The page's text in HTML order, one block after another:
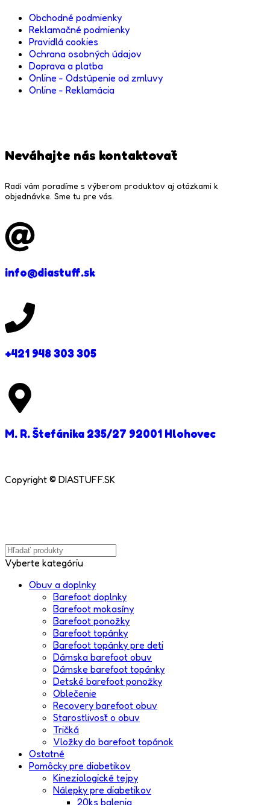
Obchodné podmienky
Reklamačné podmienky
Pravidlá cookies
Ochrana osobných údajov
Doprava a platba
Online - Odstúpenie od zmluvy
Online - Reklamácia
Neváhajte nás kontaktovať
Radi vám poradíme s výberom produktov aj otázkami k
objednávke. Sme tu pre vás.
info@diastuff.sk
+421 948 303 305
M. R. Štefánika 235/27 92001 Hlohovec
Copyright © DIASTUFF.SK
Vyberte kategóriu
Obuv a doplnky
Barefoot doplnky
Barefoot mokasíny
Barefoot ponožky
Barefoot topánky
Barefoot topánky pre deti
Dámska barefoot obuv
Dámske barefoot topánky
Detské barefoot ponožky
Oblečenie
Recovery barefoot obuv
Starostlivosť o obuv
Tričká
Vložky do barefoot topánok
Ostatné
Pomôcky pre diabetikov
Kineziologické tejpy
Nálepky pre diabetikov
20ks balenia